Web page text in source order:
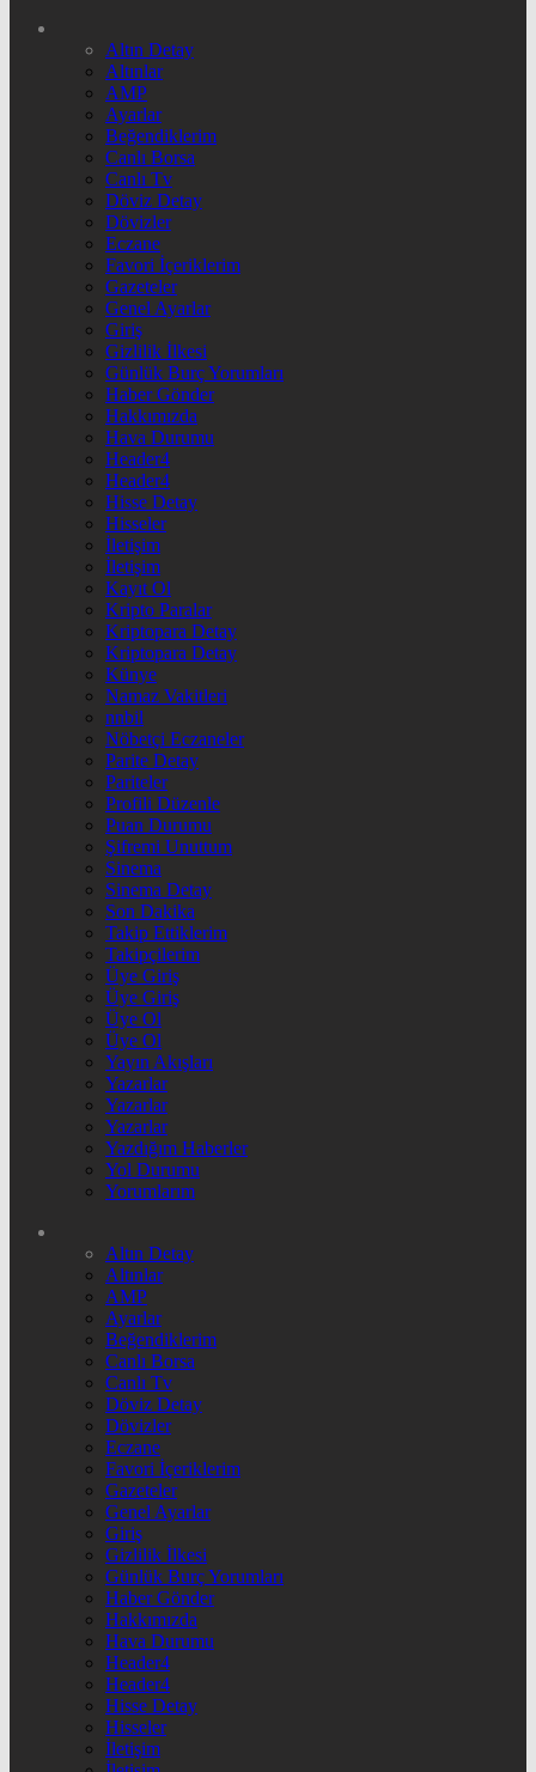
Altın Detay
Altınlar
AMP
Ayarlar
Beğendiklerim
Canlı Borsa
Canlı Tv
Döviz Detay
Dövizler
Eczane
Favori İçeriklerim
Gazeteler
Genel Ayarlar
Giriş
Gizlilik İlkesi
Günlük Burç Yorumları
Haber Gönder
Hakkımızda
Hava Durumu
Header4
Header4
Hisse Detay
Hisseler
İletişim
İletişim
Kayıt Ol
Kripto Paralar
Kriptopara Detay
Kriptopara Detay
Künye
Namaz Vakitleri
nnbil
Nöbetçi Eczaneler
Parite Detay
Pariteler
Profili Düzenle
Puan Durumu
Şifremi Unuttum
Sinema
Sinema Detay
Son Dakika
Takip Ettiklerim
Takipçilerim
Üye Giriş
Üye Giriş
Üye Ol
Üye Ol
Yayın Akışları
Yazarlar
Yazarlar
Yazarlar
Yazdığım Haberler
Yol Durumu
Yorumlarım
Altın Detay
Altınlar
AMP
Ayarlar
Beğendiklerim
Canlı Borsa
Canlı Tv
Döviz Detay
Dövizler
Eczane
Favori İçeriklerim
Gazeteler
Genel Ayarlar
Giriş
Gizlilik İlkesi
Günlük Burç Yorumları
Haber Gönder
Hakkımızda
Hava Durumu
Header4
Header4
Hisse Detay
Hisseler
İletişim